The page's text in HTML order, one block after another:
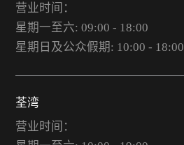
营业时间：
星期一至六: 09:00 - 18:00
星期日及公众假期: 10:00 - 18:00
荃湾
营业时间：